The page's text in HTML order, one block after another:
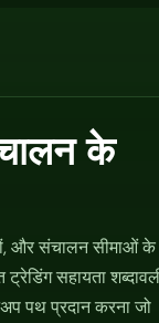
के
और संचालन सीमाओं के
सहायता
पथ प्रदान करना जो